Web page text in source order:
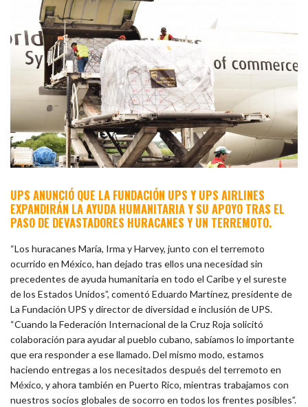
UPS ANUNCIÓ QUE LA FUNDACIÓN UPS Y UPS AIRLINES
EXPANDIRÁN LA AYUDA HUMANITARIA Y SU APOYO TRAS EL
PASO DE DEVASTADORES HURACANES Y UN TERREMOTO.
“Los huracanes María, Irma y Harvey, junto con el terremoto
ocurrido en México, han dejado tras ellos una necesidad sin
precedentes de ayuda humanitaria en todo el Caribe y el sureste
de los Estados Unidos”, comentó Eduardo Martínez, presidente de
La Fundación UPS y director de diversidad e inclusión de UPS.
“Cuando la Federación Internacional de la Cruz Roja solicitó
colaboración para ayudar al pueblo cubano, sabíamos lo importante
que era responder a ese llamado. Del mismo modo, estamos
haciendo entregas a los necesitados después del terremoto en
México, y ahora también en Puerto Rico, mientras trabajamos con
nuestros socios globales de socorro en todos los frentes posibles”.